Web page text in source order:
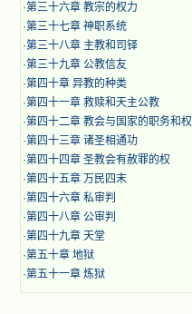
·第三十六章 教宗的权力
·第三十七章 神职系统
·第三十八章 主教和司铎
·第三十九章 公教信友
·第四十章 异教的种类
·第四十一章 救赎和天主公教
·第四十二章 教会与国家的职务和权
·第四十三章 诸圣相通功
·第四十四章 圣教会有赦罪的权
·第四十五章 万民四末
·第四十六章 私审判
·第四十八章 公审判
·第四十九章 天堂
·第五十章 地狱
·第五十一章 炼狱